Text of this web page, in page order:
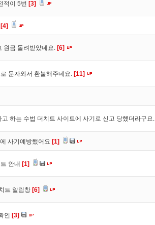
적이 5번 [3]
[4]
원금 돌려받았네요. [6]
문자와서 환불해주네요. [11]
하는 수법 더치트 사이트에 사기로 신고 당했더라구요.
사기예방했어요 [1]
안내 [1]
트 알림창 [6]
인 [3]